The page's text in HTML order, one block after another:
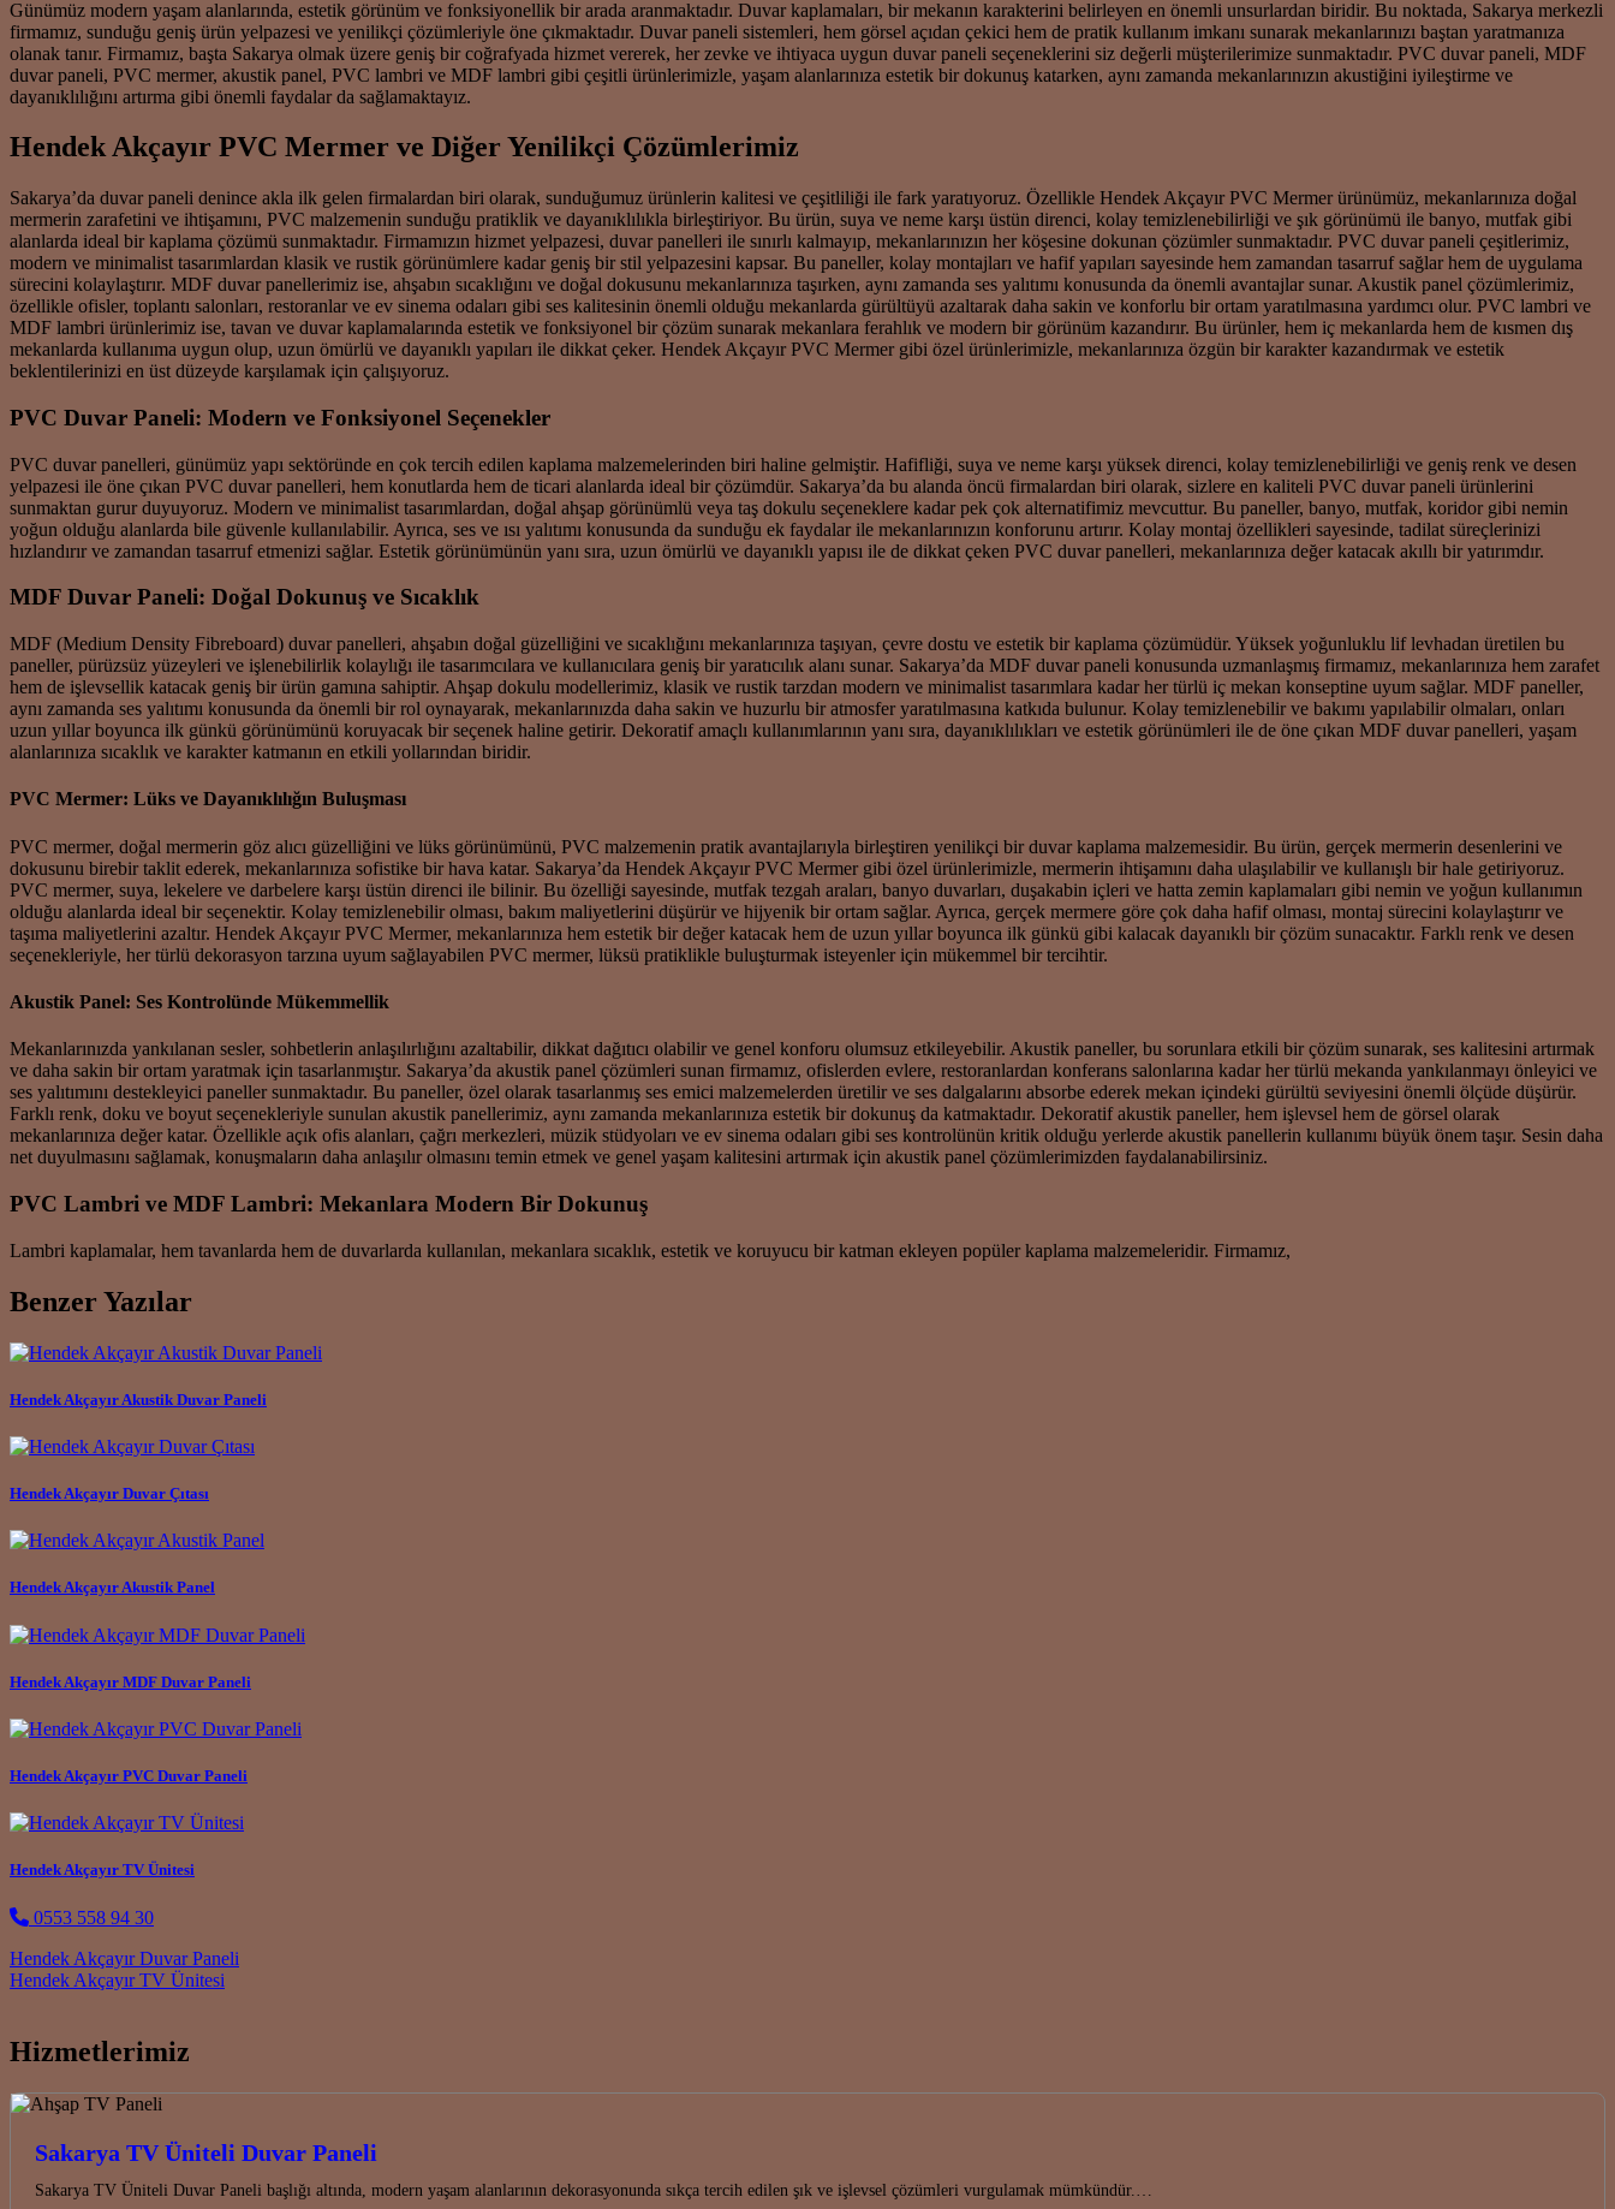
Günümüz modern yaşam alanlarında, estetik görünüm ve fonksiyonellik bir arada aranmaktadır. Duvar kaplamaları, bir mekanın karakterini belirleyen en önemli unsurlardan biridir. Bu noktada, Sakarya merkezli
firmamız, sunduğu geniş ürün yelpazesi ve yenilikçi çözümleriyle öne çıkmaktadır. Duvar paneli sistemleri, hem görsel açıdan çekici hem de pratik kullanım imkanı sunarak mekanlarınızı baştan yaratmanıza
olanak tanır. Firmamız, başta Sakarya olmak üzere geniş bir coğrafyada hizmet vererek, her zevke ve ihtiyaca uygun duvar paneli seçeneklerini siz değerli müşterilerimize sunmaktadır. PVC duvar paneli, MDF
duvar paneli, PVC mermer, akustik panel, PVC lambri ve MDF lambri gibi çeşitli ürünlerimizle, yaşam alanlarınıza estetik bir dokunuş katarken, aynı zamanda mekanlarınızın akustiğini iyileştirme ve
dayanıklılığını artırma gibi önemli faydalar da sağlamaktayız.
Hendek Akçayır PVC Mermer ve Diğer Yenilikçi Çözümlerimiz
Sakarya’da duvar paneli denince akla ilk gelen firmalardan biri olarak, sunduğumuz ürünlerin kalitesi ve çeşitliliği ile fark yaratıyoruz. Özellikle Hendek Akçayır PVC Mermer ürünümüz, mekanlarınıza doğal
mermerin zarafetini ve ihtişamını, PVC malzemenin sunduğu pratiklik ve dayanıklılıkla birleştiriyor. Bu ürün, suya ve neme karşı üstün direnci, kolay temizlenebilirliği ve şık görünümü ile banyo, mutfak gibi
alanlarda ideal bir kaplama çözümü sunmaktadır. Firmamızın hizmet yelpazesi, duvar panelleri ile sınırlı kalmayıp, mekanlarınızın her köşesine dokunan çözümler sunmaktadır. PVC duvar paneli çeşitlerimiz,
modern ve minimalist tasarımlardan klasik ve rustik görünümlere kadar geniş bir stil yelpazesini kapsar. Bu paneller, kolay montajları ve hafif yapıları sayesinde hem zamandan tasarruf sağlar hem de uygulama
sürecini kolaylaştırır. MDF duvar panellerimiz ise, ahşabın sıcaklığını ve doğal dokusunu mekanlarınıza taşırken, aynı zamanda ses yalıtımı konusunda da önemli avantajlar sunar. Akustik panel çözümlerimiz,
özellikle ofisler, toplantı salonları, restoranlar ve ev sinema odaları gibi ses kalitesinin önemli olduğu mekanlarda gürültüyü azaltarak daha sakin ve konforlu bir ortam yaratılmasına yardımcı olur. PVC lambri ve
MDF lambri ürünlerimiz ise, tavan ve duvar kaplamalarında estetik ve fonksiyonel bir çözüm sunarak mekanlara ferahlık ve modern bir görünüm kazandırır. Bu ürünler, hem iç mekanlarda hem de kısmen dış
mekanlarda kullanıma uygun olup, uzun ömürlü ve dayanıklı yapıları ile dikkat çeker. Hendek Akçayır PVC Mermer gibi özel ürünlerimizle, mekanlarınıza özgün bir karakter kazandırmak ve estetik
beklentilerinizi en üst düzeyde karşılamak için çalışıyoruz.
PVC Duvar Paneli: Modern ve Fonksiyonel Seçenekler
PVC duvar panelleri, günümüz yapı sektöründe en çok tercih edilen kaplama malzemelerinden biri haline gelmiştir. Hafifliği, suya ve neme karşı yüksek direnci, kolay temizlenebilirliği ve geniş renk ve desen
yelpazesi ile öne çıkan PVC duvar panelleri, hem konutlarda hem de ticari alanlarda ideal bir çözümdür. Sakarya’da bu alanda öncü firmalardan biri olarak, sizlere en kaliteli PVC duvar paneli ürünlerini
sunmaktan gurur duyuyoruz. Modern ve minimalist tasarımlardan, doğal ahşap görünümlü veya taş dokulu seçeneklere kadar pek çok alternatifimiz mevcuttur. Bu paneller, banyo, mutfak, koridor gibi nemin
yoğun olduğu alanlarda bile güvenle kullanılabilir. Ayrıca, ses ve ısı yalıtımı konusunda da sunduğu ek faydalar ile mekanlarınızın konforunu artırır. Kolay montaj özellikleri sayesinde, tadilat süreçlerinizi
hızlandırır ve zamandan tasarruf etmenizi sağlar. Estetik görünümünün yanı sıra, uzun ömürlü ve dayanıklı yapısı ile de dikkat çeken PVC duvar panelleri, mekanlarınıza değer katacak akıllı bir yatırımdır.
MDF Duvar Paneli: Doğal Dokunuş ve Sıcaklık
MDF (Medium Density Fibreboard) duvar panelleri, ahşabın doğal güzelliğini ve sıcaklığını mekanlarınıza taşıyan, çevre dostu ve estetik bir kaplama çözümüdür. Yüksek yoğunluklu lif levhadan üretilen bu
paneller, pürüzsüz yüzeyleri ve işlenebilirlik kolaylığı ile tasarımcılara ve kullanıcılara geniş bir yaratıcılık alanı sunar. Sakarya’da MDF duvar paneli konusunda uzmanlaşmış firmamız, mekanlarınıza hem zarafet
hem de işlevsellik katacak geniş bir ürün gamına sahiptir. Ahşap dokulu modellerimiz, klasik ve rustik tarzdan modern ve minimalist tasarımlara kadar her türlü iç mekan konseptine uyum sağlar. MDF paneller,
aynı zamanda ses yalıtımı konusunda da önemli bir rol oynayarak, mekanlarınızda daha sakin ve huzurlu bir atmosfer yaratılmasına katkıda bulunur. Kolay temizlenebilir ve bakımı yapılabilir olmaları, onları
uzun yıllar boyunca ilk günkü görünümünü koruyacak bir seçenek haline getirir. Dekoratif amaçlı kullanımlarının yanı sıra, dayanıklılıkları ve estetik görünümleri ile de öne çıkan MDF duvar panelleri, yaşam
alanlarınıza sıcaklık ve karakter katmanın en etkili yollarından biridir.
PVC Mermer: Lüks ve Dayanıklılığın Buluşması
PVC mermer, doğal mermerin göz alıcı güzelliğini ve lüks görünümünü, PVC malzemenin pratik avantajlarıyla birleştiren yenilikçi bir duvar kaplama malzemesidir. Bu ürün, gerçek mermerin desenlerini ve
dokusunu birebir taklit ederek, mekanlarınıza sofistike bir hava katar. Sakarya’da Hendek Akçayır PVC Mermer gibi özel ürünlerimizle, mermerin ihtişamını daha ulaşılabilir ve kullanışlı bir hale getiriyoruz.
PVC mermer, suya, lekelere ve darbelere karşı üstün direnci ile bilinir. Bu özelliği sayesinde, mutfak tezgah araları, banyo duvarları, duşakabin içleri ve hatta zemin kaplamaları gibi nemin ve yoğun kullanımın
olduğu alanlarda ideal bir seçenektir. Kolay temizlenebilir olması, bakım maliyetlerini düşürür ve hijyenik bir ortam sağlar. Ayrıca, gerçek mermere göre çok daha hafif olması, montaj sürecini kolaylaştırır ve
taşıma maliyetlerini azaltır. Hendek Akçayır PVC Mermer, mekanlarınıza hem estetik bir değer katacak hem de uzun yıllar boyunca ilk günkü gibi kalacak dayanıklı bir çözüm sunacaktır. Farklı renk ve desen
seçenekleriyle, her türlü dekorasyon tarzına uyum sağlayabilen PVC mermer, lüksü pratiklikle buluşturmak isteyenler için mükemmel bir tercihtir.
Akustik Panel: Ses Kontrolünde Mükemmellik
Mekanlarınızda yankılanan sesler, sohbetlerin anlaşılırlığını azaltabilir, dikkat dağıtıcı olabilir ve genel konforu olumsuz etkileyebilir. Akustik paneller, bu sorunlara etkili bir çözüm sunarak, ses kalitesini artırmak
ve daha sakin bir ortam yaratmak için tasarlanmıştır. Sakarya’da akustik panel çözümleri sunan firmamız, ofislerden evlere, restoranlardan konferans salonlarına kadar her türlü mekanda yankılanmayı önleyici ve
ses yalıtımını destekleyici paneller sunmaktadır. Bu paneller, özel olarak tasarlanmış ses emici malzemelerden üretilir ve ses dalgalarını absorbe ederek mekan içindeki gürültü seviyesini önemli ölçüde düşürür.
Farklı renk, doku ve boyut seçenekleriyle sunulan akustik panellerimiz, aynı zamanda mekanlarınıza estetik bir dokunuş da katmaktadır. Dekoratif akustik paneller, hem işlevsel hem de görsel olarak
mekanlarınıza değer katar. Özellikle açık ofis alanları, çağrı merkezleri, müzik stüdyoları ve ev sinema odaları gibi ses kontrolünün kritik olduğu yerlerde akustik panellerin kullanımı büyük önem taşır. Sesin daha
net duyulmasını sağlamak, konuşmaların daha anlaşılır olmasını temin etmek ve genel yaşam kalitesini artırmak için akustik panel çözümlerimizden faydalanabilirsiniz.
PVC Lambri ve MDF Lambri: Mekanlara Modern Bir Dokunuş
Lambri kaplamalar, hem tavanlarda hem de duvarlarda kullanılan, mekanlara sıcaklık, estetik ve koruyucu bir katman ekleyen popüler kaplama malzemeleridir. Firmamız,
Benzer Yazılar
Hendek Akçayır Akustik Duvar Paneli
Hendek Akçayır Duvar Çıtası
Hendek Akçayır Akustik Panel
Hendek Akçayır MDF Duvar Paneli
Hendek Akçayır PVC Duvar Paneli
Hendek Akçayır TV Ünitesi
0553 558 94 30
Post navigation
Hendek Akçayır Duvar Paneli
Hendek Akçayır TV Ünitesi
Hizmetlerimiz
Sakarya TV Üniteli Duvar Paneli
Sakarya TV Üniteli Duvar Paneli başlığı altında, modern yaşam alanlarının dekorasyonunda sıkça tercih edilen şık ve işlevsel çözümleri vurgulamak mümkündür.…